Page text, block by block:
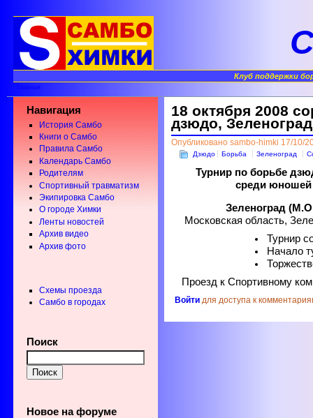
Клуб поддержки
Главная
Навигация
История Самбо
Книги о Самбо
Правила Самбо
Календарь Самбо
Родителям
Спортивный травматизм
Экипировка Самбо
О городе Химки
Ленты новостей
Архив видео
Архив фото
Схемы проезда
Самбо в городах
Поиск
Новое на форуме
18 октября 2008
дзюдо, Зеленоград
Опубликовано sambo-himki 17/10/
Дзюдо Борьба Зеленоград
Турнир по борьбе
среди юношей
Зеленоград
Московская область,
Турнир
Начало
Проезд к Спортивному
Войти для доступа к